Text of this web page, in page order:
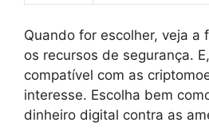
Quando for escolher, veja a
os recursos de segurança.
compatível com as
interesse. Escolha bem
dinheiro digital contra as